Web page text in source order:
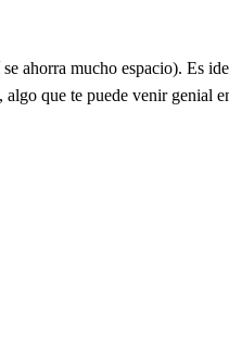
ahorra mucho espacio). Es
, algo que te puede venir genial